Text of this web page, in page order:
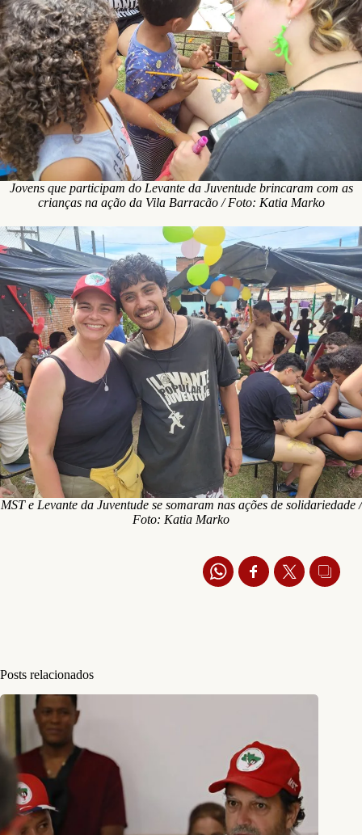
Jovens que participam do Levante da Juventude brincaram com as
crianças na ação da Vila Barracão / Foto: Katia Marko
MST e Levante da Juventude se somaram nas ações de solidariedade /
Foto: Katia Marko
Posts relacionados